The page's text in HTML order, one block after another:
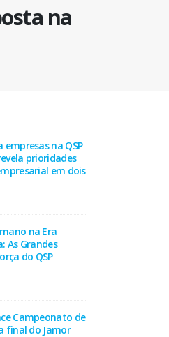
na
empresas na QSP
prioridades
em dois
na Era
As Grandes
do QSP
Campeonato de
final do Jamor